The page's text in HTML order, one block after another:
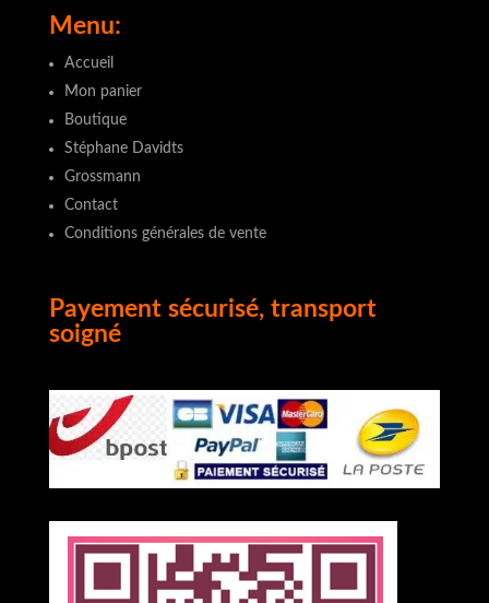
Menu:
Accueil
Mon panier
Boutique
Stéphane Davidts
Grossmann
Contact
Conditions générales de vente
Payement sécurisé, transport
soigné